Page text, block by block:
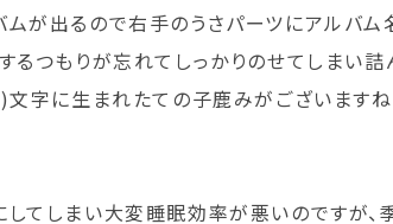
が出るので右手のうさパーツにアルバム
るつもりが忘れてしっかりのせてしまい
字に生まれたての子鹿みがございますね
てしまい大変睡眠効率が悪いのですが、